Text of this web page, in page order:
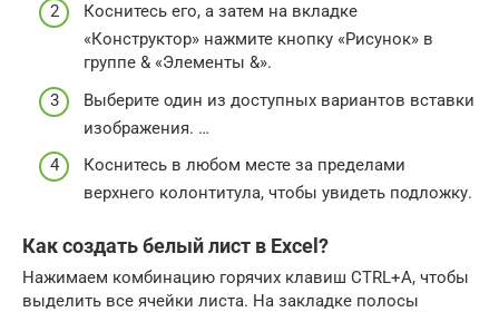
Коснитесь его, а затем на вкладке
«Конструктор» нажмите кнопку «Рисунок» в
группе & «Элементы &».
Выберите один из доступных вариантов вставки
изображения. …
Коснитесь в любом месте за пределами
верхнего колонтитула, чтобы увидеть подложку.
Как создать белый лист в Excel?
Нажимаем комбинацию горячих клавиш CTRL+A, чтобы
выделить все ячейки листа. На закладке полосы